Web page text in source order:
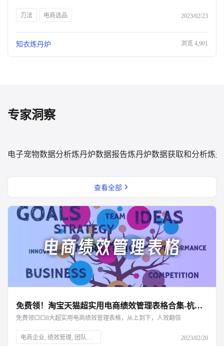
公司介绍
商机推荐
刀法 电商选品 2023/02/23
知衣炼丹炉 浏览 4,901
专家洞察
电子宠物数据分析炼丹炉数据报告炼丹炉数据获取和分析炼
查看全部
免费领！淘宝天猫超实用电商绩效管理表格合集-杭州知衣科技
免费领💥💥8大超实用电商绩效管理表格，从上到下，人效翻倍
电商企业, 绩效管理, 团队效率, 组织目标, 考核维度, 薪酬体系, 奖惩机制, 知衣科技, AI大数据, 服装AI, 绩效考核, KPI设置, 客服晋升, 运营薪酬, 电商数据 2023/02/20